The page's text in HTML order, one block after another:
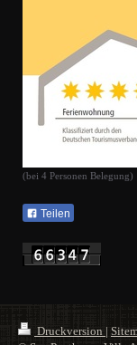
(bei 4 Personen Belegung)
Teilen
Druckversion |